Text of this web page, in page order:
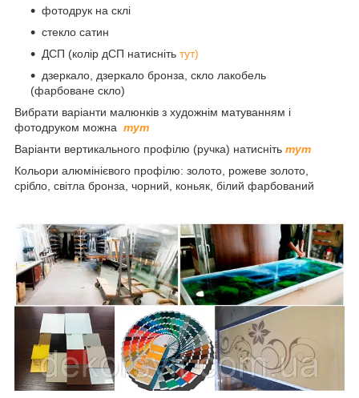
фотодрук на склі
стекло сатин
ДСП (колір дСП натисніть тут)
дзеркало, дзеркало бронза, скло лакобель
(фарбоване скло)
Вибрати варіанти малюнків з художнім матуванням і
фотодруком можна тут
Варіанти вертикального профілю (ручка) натисніть тут
Кольори алюмінієвого профілю: золото, рожеве золото,
срібло, світла бронза, чорний, коньяк, білий фарбований